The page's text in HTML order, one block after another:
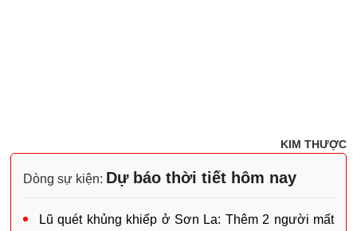
KIM THƯỢC
Dòng sự kiện: Dự báo thời tiết hôm nay
Lũ quét khủng khiếp ở Sơn La: Thêm 2 người mất